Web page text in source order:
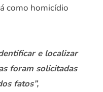
como homicídio
e localizar
foram solicitadas
fatos”,